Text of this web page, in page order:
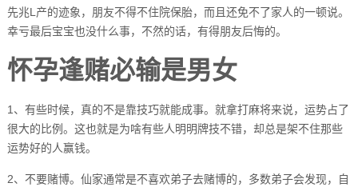
先兆L产的迹象，朋友不得不住院保胎，而且还免不了家人的一顿说。
幸亏最后宝宝也没什么事，不然的话，有得朋友后悔的。
怀孕逢赌必输是男女
1、有些时候，真的不是靠技巧就能成事。就拿打麻将来说，运势占了
很大的比例。这也就是为啥有些人明明牌技不错，却总是架不住那些
运势好的人赢钱。
2、不要赌博。仙家通常是不喜欢弟子去赌博的，多数弟子会发现，自